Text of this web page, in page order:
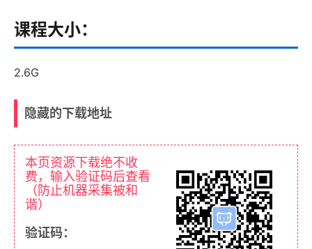
课程大小：
2.6G
隐藏的下载地址
本页资源下载绝不收
费，输入验证码后查看
（防止机器采集被和
谐）
验证码：